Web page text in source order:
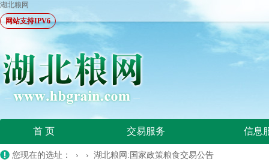
湖北粮网
网站支持IPV6
首 页 交易服务 信息
您现在的选址： › › 湖北粮网:国家政策粮食交易公告